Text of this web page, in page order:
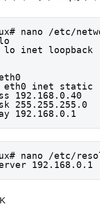
nano /etc/
inet loopback
eth0 inet static
192.168.0.40
255.255.255.0
192.168.0.1
nano /etc/
192.168.0.1